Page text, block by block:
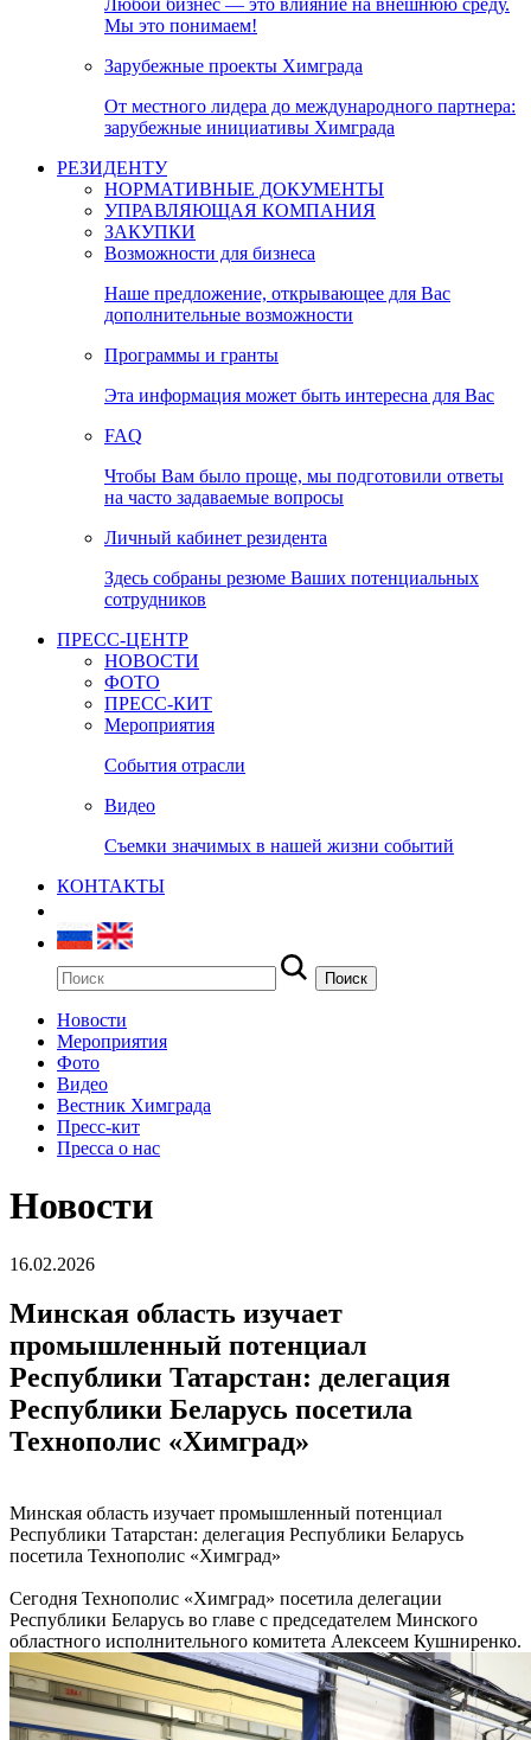
Любой бизнес — это влияние на внешнюю среду.
Мы это понимаем!
Зарубежные проекты Химграда
От местного лидера до международного партнера:
зарубежные инициативы Химграда
РЕЗИДЕНТУ
НОРМАТИВНЫЕ ДОКУМЕНТЫ
УПРАВЛЯЮЩАЯ КОМПАНИЯ
ЗАКУПКИ
Возможности для бизнеса
Наше предложение, открывающее для Вас
дополнительные возможности
Программы и гранты
Эта информация может быть интересна для Вас
FAQ
Чтобы Вам было проще, мы подготовили ответы
на часто задаваемые вопросы
Личный кабинет резидента
Здесь собраны резюме Ваших потенциальных
сотрудников
ПРЕСС-ЦЕНТР
НОВОСТИ
ФОТО
ПРЕСС-КИТ
Мероприятия
События отрасли
Видео
Съемки значимых в нашей жизни событий
КОНТАКТЫ
Новости
Мероприятия
Фото
Видео
Вестник Химграда
Пресс-кит
Пресса о нас
Новости
16.02.2026
Минская область изучает
промышленный потенциал
Республики Татарстан: делегация
Республики Беларусь посетила
Технополис «Химград»
Минская область изучает промышленный потенциал
Республики Татарстан: делегация Республики Беларусь
посетила Технополис «Химград»
Сегодня Технополис «Химград» посетила делегации
Республики Беларусь во главе с председателем Минского
областного исполнительного комитета Алексеем Кушниренко.